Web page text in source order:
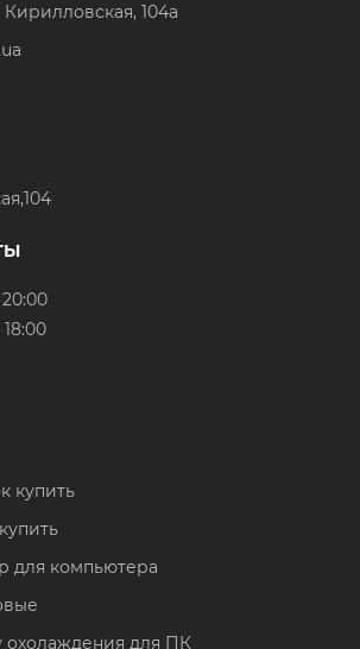
Кирилловская, 104а
купить
для компьютера
охолаждения для ПК